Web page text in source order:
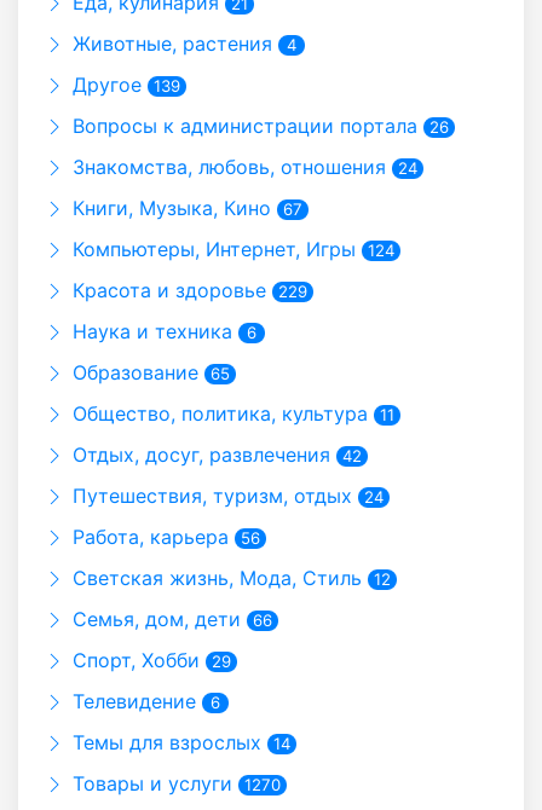
Животные, растения 4
Другое 139
Вопросы к администрации портала 26
Знакомства, любовь, отношения 24
Книги, Музыка, Кино 67
Компьютеры, Интернет, Игры 124
Красота и здоровье 229
Наука и техника 6
Образование 65
Общество, политика, культура 11
Отдых, досуг, развлечения 42
Путешествия, туризм, отдых 24
Работа, карьера 56
Светская жизнь, Мода, Стиль 12
Семья, дом, дети 66
Спорт, Хобби 29
Телевидение 6
Темы для взрослых 14
Товары и услуги 1270